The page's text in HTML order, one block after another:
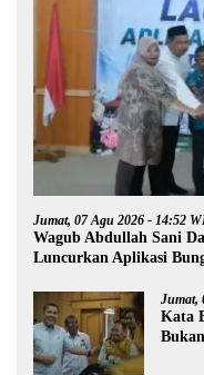
Jumat, 07 Agu 2026 - 14:52
Wagub Abdullah Sani
Luncurkan Aplikasi
Jumat,
Kata